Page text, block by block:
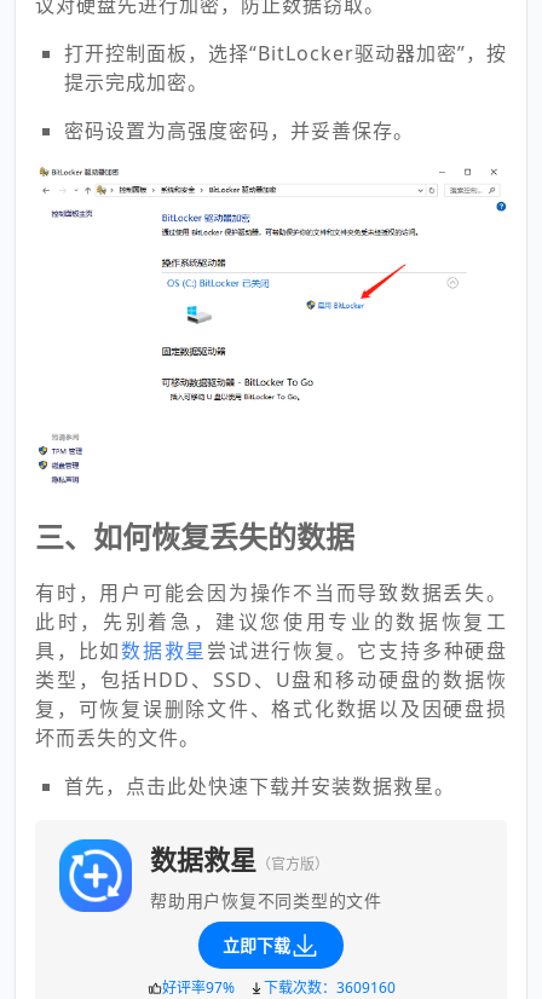
打开控制面板，选择“BitLocker驱动器加密”，按
提示完成加密。
密码设置为高强度密码，并妥善保存。
三、如何恢复丢失的数据
有时，用户可能会因为操作不当而导致数据丢失。
此时，先别着急，建议您使用专业的数据恢复工
具，比如数据救星 尝试进行恢复。它支持多种硬盘
类型，包括HDD、SSD、U盘和移动硬盘的数据恢
复，可恢复误删除文件、格式化数据以及因硬盘损
坏而丢失的文件。
首先，点击此处快速下载并安装数据救星。
数据救星 （官方版）
帮助用户恢复不同类型的文件
立即下载
好评率97% 下载次数：3609160